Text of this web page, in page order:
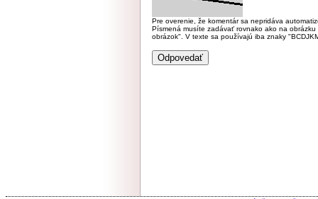
Pre overenie, že komentár sa nepridáva
Písmená musíte zadávať rovnako ako na
obrázok". V texte sa používajú iba znaky